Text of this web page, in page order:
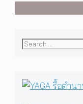
Search